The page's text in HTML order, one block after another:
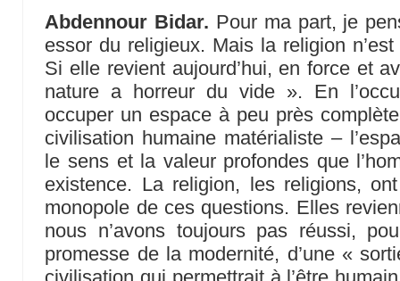
Abdennour Bidar. Pour ma part, je
essor du religieux. Mais la religion n’est
Si elle revient aujourd’hui, en force et
nature a horreur du vide ». En
occuper un espace à peu près
civilisation humaine matérialiste –
le sens et la valeur profondes que
existence. La religion, les religions,
monopole de ces questions. Elles
nous n’avons toujours pas réussi,
promesse de la modernité, d’une «